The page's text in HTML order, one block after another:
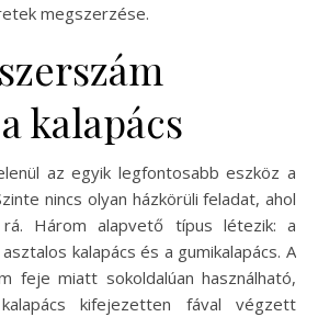
megszerzése.
kalapács
az egyik legfontosabb eszköz a
nincs olyan házkörüli feladat, ahol
Három alapvető típus létezik: a
kalapács és a gumikalapács. A
feje miatt sokoldalúan használható,
kifejezetten fával végzett